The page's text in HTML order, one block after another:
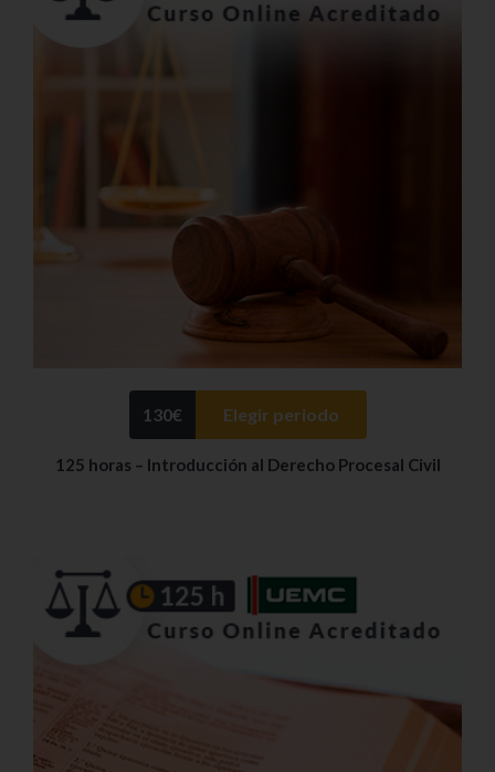
130€ Elegir periodo
125 horas – Introducción al Derecho Procesal Civil